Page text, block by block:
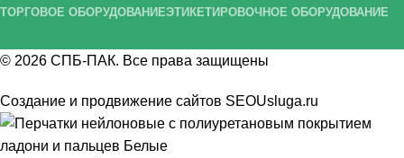
ТОРГОВОЕ ОБОРУДОВАНИЕЭТИКЕТИРОВОЧНОЕ ОБОРУДОВАНИЕ
© 2026 СПБ-ПАК. Все права защищены
Создание и продвижение сайтов SEOUsluga.ru